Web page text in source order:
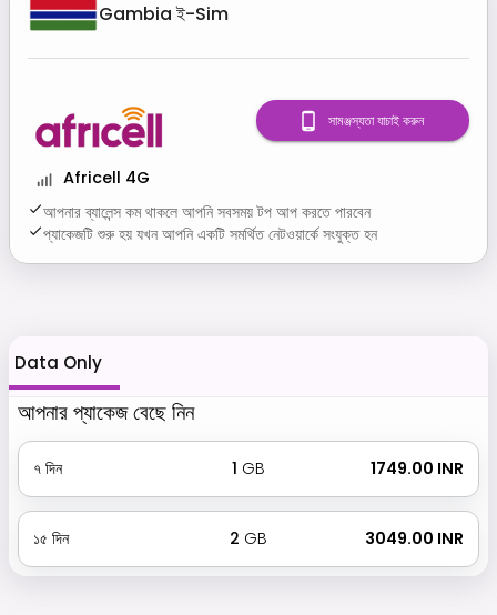
Gambia ই-Sim
Africell 4G
আপনার ব্যালেন্স কম থাকলে আপনি সবসময় টপ আপ করতে পারবেন
প্যাকেজটি শুরু হয় যখন আপনি একটি সমর্থিত নেটওয়ার্কে সংযুক্ত হন
সামঞ্জস্যতা যাচাই করুন
Data Only
আপনার প্যাকেজ বেছে নিন
৭ দিন 1 GB ₹ 1749.00 INR
১৫ দিন 2 GB ₹ 3049.00 INR